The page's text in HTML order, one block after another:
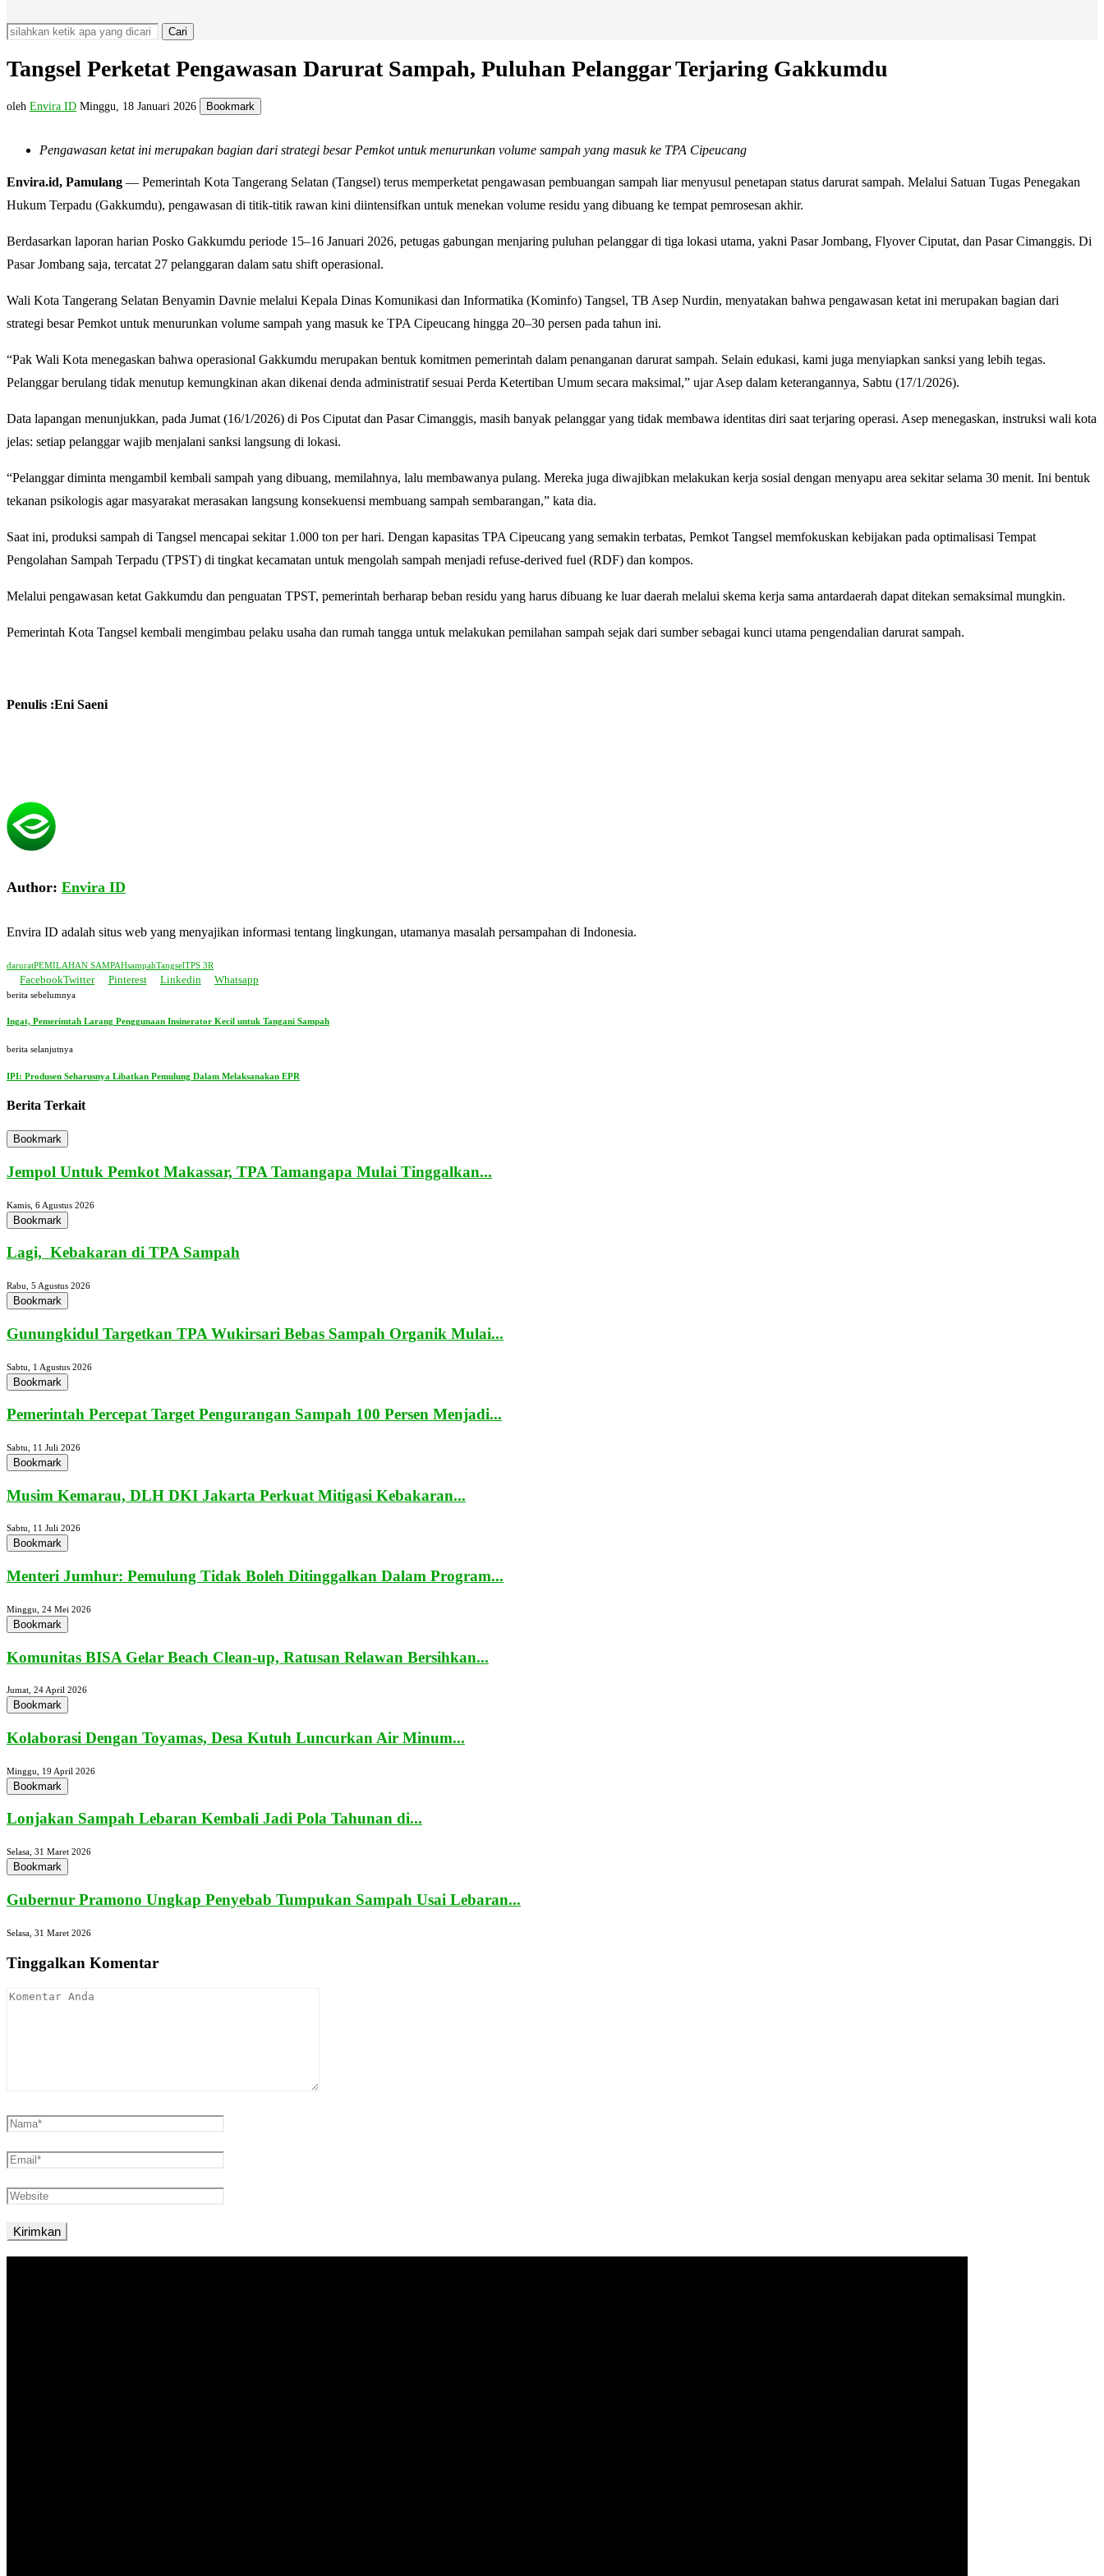
Cari
Tangsel Perketat Pengawasan Darurat Sampah, Puluhan Pelanggar Terjaring Gakkumdu
oleh Envira ID Minggu, 18 Januari 2026 Bookmark
Pengawasan ketat ini merupakan bagian dari strategi besar Pemkot untuk menurunkan volume sampah yang masuk ke TPA Cipeucang
Envira.id, Pamulang — Pemerintah Kota Tangerang Selatan (Tangsel) terus memperketat pengawasan pembuangan sampah liar menyusul penetapan status darurat sampah. Melalui Satuan Tugas Penegakan
Hukum Terpadu (Gakkumdu), pengawasan di titik-titik rawan kini diintensifkan untuk menekan volume residu yang dibuang ke tempat pemrosesan akhir.
Berdasarkan laporan harian Posko Gakkumdu periode 15–16 Januari 2026, petugas gabungan menjaring puluhan pelanggar di tiga lokasi utama, yakni Pasar Jombang, Flyover Ciputat, dan Pasar Cimanggis. Di
Pasar Jombang saja, tercatat 27 pelanggaran dalam satu shift operasional.
Wali Kota Tangerang Selatan Benyamin Davnie melalui Kepala Dinas Komunikasi dan Informatika (Kominfo) Tangsel, TB Asep Nurdin, menyatakan bahwa pengawasan ketat ini merupakan bagian dari
strategi besar Pemkot untuk menurunkan volume sampah yang masuk ke TPA Cipeucang hingga 20–30 persen pada tahun ini.
“Pak Wali Kota menegaskan bahwa operasional Gakkumdu merupakan bentuk komitmen pemerintah dalam penanganan darurat sampah. Selain edukasi, kami juga menyiapkan sanksi yang lebih tegas.
Pelanggar berulang tidak menutup kemungkinan akan dikenai denda administratif sesuai Perda Ketertiban Umum secara maksimal,” ujar Asep dalam keterangannya, Sabtu (17/1/2026).
Data lapangan menunjukkan, pada Jumat (16/1/2026) di Pos Ciputat dan Pasar Cimanggis, masih banyak pelanggar yang tidak membawa identitas diri saat terjaring operasi. Asep menegaskan, instruksi wali kota
jelas: setiap pelanggar wajib menjalani sanksi langsung di lokasi.
“Pelanggar diminta mengambil kembali sampah yang dibuang, memilahnya, lalu membawanya pulang. Mereka juga diwajibkan melakukan kerja sosial dengan menyapu area sekitar selama 30 menit. Ini bentuk
tekanan psikologis agar masyarakat merasakan langsung konsekuensi membuang sampah sembarangan,” kata dia.
Saat ini, produksi sampah di Tangsel mencapai sekitar 1.000 ton per hari. Dengan kapasitas TPA Cipeucang yang semakin terbatas, Pemkot Tangsel memfokuskan kebijakan pada optimalisasi Tempat
Pengolahan Sampah Terpadu (TPST) di tingkat kecamatan untuk mengolah sampah menjadi refuse-derived fuel (RDF) dan kompos.
Melalui pengawasan ketat Gakkumdu dan penguatan TPST, pemerintah berharap beban residu yang harus dibuang ke luar daerah melalui skema kerja sama antardaerah dapat ditekan semaksimal mungkin.
Pemerintah Kota Tangsel kembali mengimbau pelaku usaha dan rumah tangga untuk melakukan pemilahan sampah sejak dari sumber sebagai kunci utama pengendalian darurat sampah.
Penulis :Eni Saeni
Author: Envira ID
Envira ID adalah situs web yang menyajikan informasi tentang lingkungan, utamanya masalah persampahan di Indonesia.
daruratPEMILAHAN SAMPAHsampahTangselTPS 3R
FacebookTwitter Pinterest Linkedin Whatsapp
berita sebelumnya
Ingat, Pemerimtah Larang Penggunaan Insinerator Kecil untuk Tangani Sampah
berita selanjutnya
IPI: Produsen Seharusnya Libatkan Pemulung Dalam Melaksanakan EPR
Berita Terkait
Bookmark
Jempol Untuk Pemkot Makassar, TPA Tamangapa Mulai Tinggalkan...
Kamis, 6 Agustus 2026
Bookmark
Lagi, Kebakaran di TPA Sampah
Rabu, 5 Agustus 2026
Bookmark
Gunungkidul Targetkan TPA Wukirsari Bebas Sampah Organik Mulai...
Sabtu, 1 Agustus 2026
Bookmark
Pemerintah Percepat Target Pengurangan Sampah 100 Persen Menjadi...
Sabtu, 11 Juli 2026
Bookmark
Musim Kemarau, DLH DKI Jakarta Perkuat Mitigasi Kebakaran...
Sabtu, 11 Juli 2026
Bookmark
Menteri Jumhur: Pemulung Tidak Boleh Ditinggalkan Dalam Program...
Minggu, 24 Mei 2026
Bookmark
Komunitas BISA Gelar Beach Clean-up, Ratusan Relawan Bersihkan...
Jumat, 24 April 2026
Bookmark
Kolaborasi Dengan Toyamas, Desa Kutuh Luncurkan Air Minum...
Minggu, 19 April 2026
Bookmark
Lonjakan Sampah Lebaran Kembali Jadi Pola Tahunan di...
Selasa, 31 Maret 2026
Bookmark
Gubernur Pramono Ungkap Penyebab Tumpukan Sampah Usai Lebaran...
Selasa, 31 Maret 2026
Tinggalkan Komentar